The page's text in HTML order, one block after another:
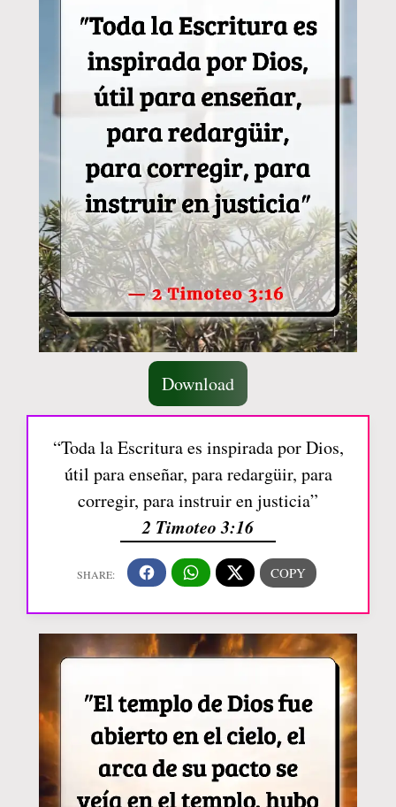
Download
“Toda la Escritura es inspirada por Dios,
útil para enseñar, para redargüir, para
corregir, para instruir en justicia”
2 Timoteo 3:16